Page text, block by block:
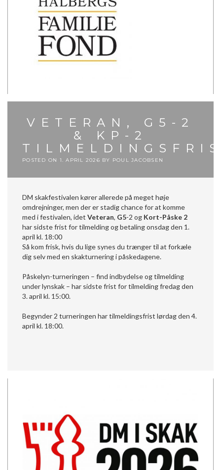
VETERAN, G5-2
& KP-2
POSTED ON 1. APRIL 2026 BY POUL JACOBSEN
DM skakfestivalen kører allerede på meget høje
omdrejninger, men der er stadig chance for at komme
med i festivalen, idet Veteran, G5-2 og Kort-Påske 2
har sidste frist for tilmelding og betaling onsdag den 1.
april kl. 18:00
Så kom frisk, hvis du lige synes du trænger til at forkæle
dig selv med en skakturnering i påskedagene.
Påskelyn-turneringen – find indbydelse og tilmelding
under lynskak – har sidste frist for tilmelding fredag den
3. april kl. 15:00.
Begynder 2 turneringen har tilmeldingsfrist lørdag den 4.
april kl. 18:00.